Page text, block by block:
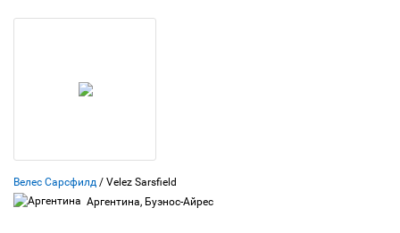
Велес Сарсфилд / Velez Sarsfield
Аргентина, Буэнос-Айрес